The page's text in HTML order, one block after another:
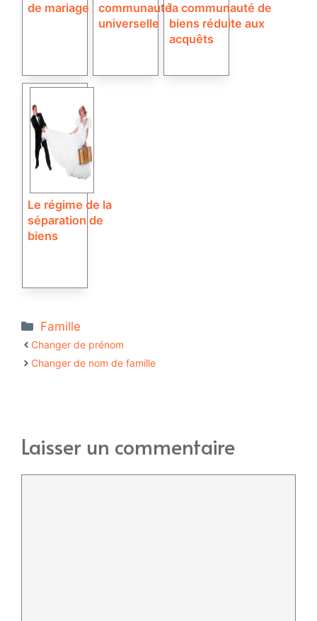
de mariage
communauté
universelle
la communauté de
biens réduite aux
acquêts
Le régime de la
séparation de
biens
Catégories
Famille
Changer de prénom
Changer de nom de famille
Laisser un commentaire